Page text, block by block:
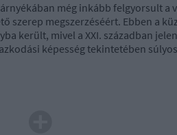
még inkább felgyorsult a
szerep megszerzéséért. Ebben a
került, mivel a XXI. században
képesség tekintetében